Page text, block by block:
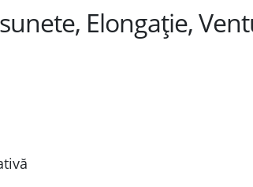
Elongație,